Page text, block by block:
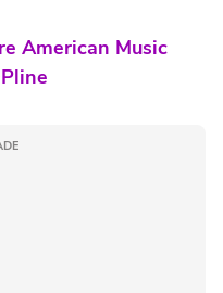
American Music